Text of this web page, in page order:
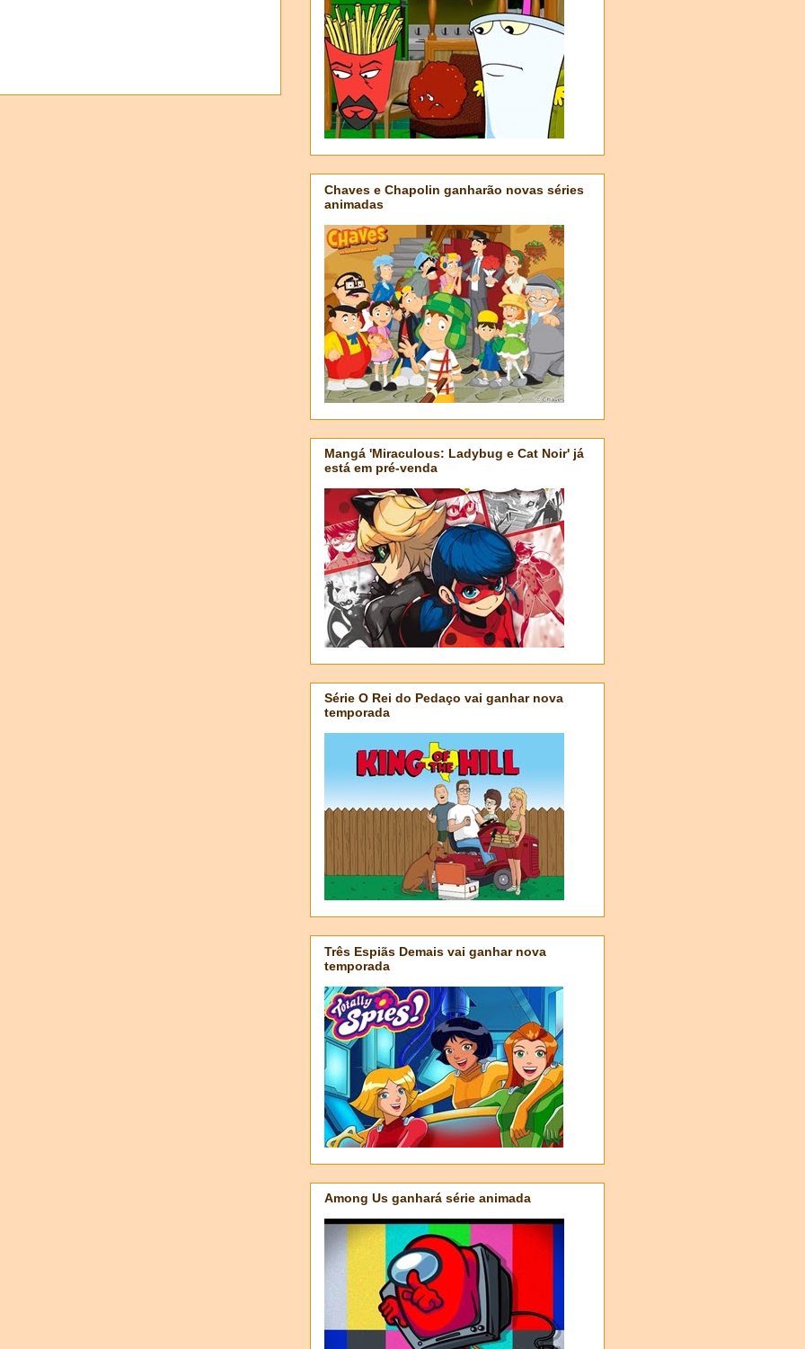
Chaves e Chapolin ganharão novas séries
animadas
Mangá 'Miraculous: Ladybug e Cat Noir' já
está em pré-venda
Série O Rei do Pedaço vai ganhar nova
temporada
Três Espiãs Demais vai ganhar nova
temporada
Among Us ganhará série animada